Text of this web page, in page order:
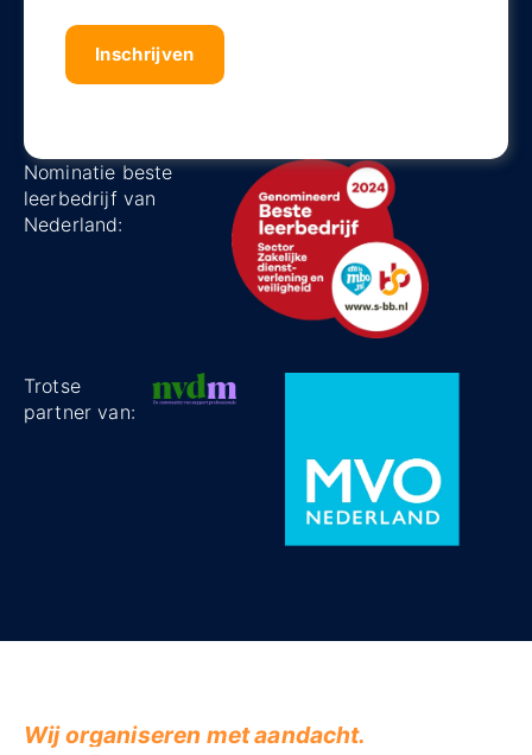
Trotse
partner van:
Nominatie beste
leerbedrijf van
Nederland:
Wij organiseren met aandacht.